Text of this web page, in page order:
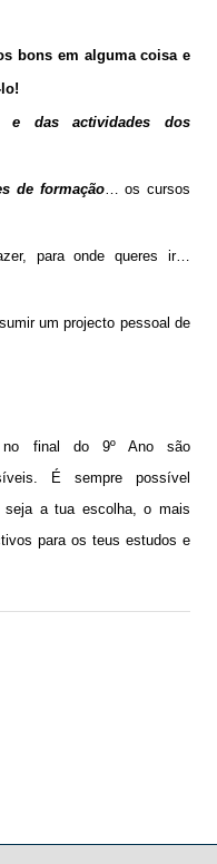
bons em alguma coisa e
e das actividades dos
de formação… os cursos
para onde queres ir…
um projecto pessoal de
no final do 9º Ano são
É sempre possível
seja a tua escolha, o mais
para os teus estudos e